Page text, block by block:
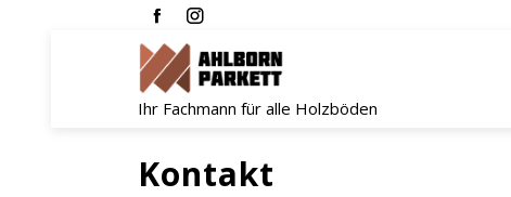
Ihr Fachmann für alle Holzböden
Kontakt